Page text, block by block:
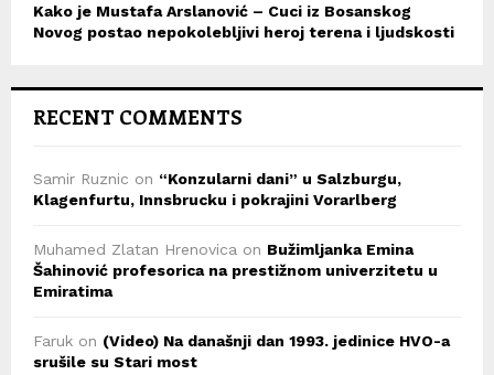
Kako je Mustafa Arslanović – Cuci iz Bosanskog
Novog postao nepokolebljivi heroj terena i ljudskosti
RECENT COMMENTS
Samir Ruznic on “Konzularni dani” u Salzburgu,
Klagenfurtu, Innsbrucku i pokrajini Vorarlberg
Muhamed Zlatan Hrenovica on Bužimljanka Emina
Šahinović profesorica na prestižnom univerzitetu u
Emiratima
Faruk on (Video) Na današnji dan 1993. jedinice HVO-a
srušile su Stari most